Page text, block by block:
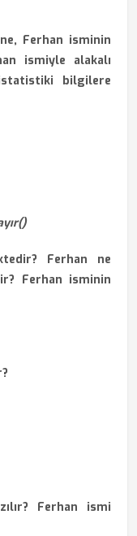
Ferhan isminin
ismiyle alakalı
bilgilere
Ferhan ne
Ferhan isminin
Ferhan ismi